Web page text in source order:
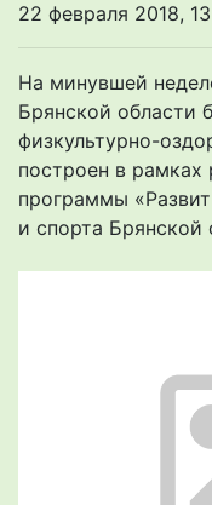
22 февраля 2018,
На минувшей
Брянской области
физкультурно-
построен в рамках
программы
и спорта Брянской